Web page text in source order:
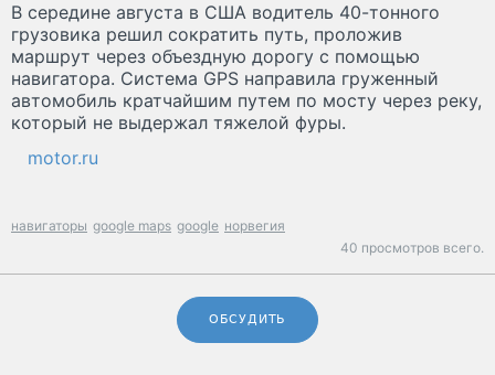
В середине августа в США водитель 40-тонного
грузовика решил сократить путь, проложив
маршрут через объездную дорогу с помощью
навигатора. Система GPS направила груженный
автомобиль кратчайшим путем по мосту через реку,
который не выдержал тяжелой фуры.
motor.ru
навигаторы google maps google норвегия
40 просмотров всего.
ОБСУДИТЬ